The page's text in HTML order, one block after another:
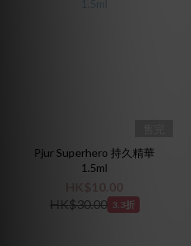
Pjur Superhero 持久精華
1.5ml
HK$10.00
HK$30.00 3.3折